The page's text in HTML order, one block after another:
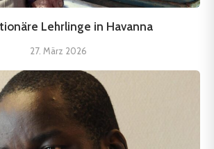
Lehrlinge in Havanna
27. März 2026